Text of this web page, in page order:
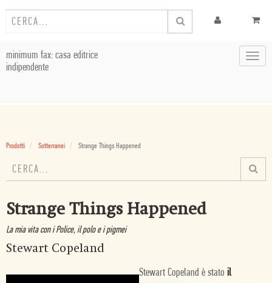
minimum fax: casa editrice
indipendente
Prodotti Sotterranei Strange Things Happened
Strange Things Happened
La mia vita con i Police, il polo e i pigmei
Stewart Copeland
Stewart Copeland è stato il